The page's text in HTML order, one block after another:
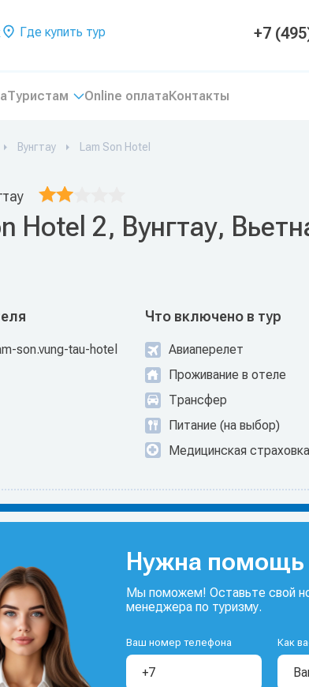
Где купить тур +7
Туристам Online оплатаКонтакты
Вунгтау Lam Son Hotel
Hotel 2, Вунгтау,
son.vung-tau-hotel
Что включено в тур
Авиаперелет
Проживание в отеле
Трансфер
Питание (на выбор)
Медицинская
Нужна помощь
Мы поможем! Оставьте свой
менеджера по туризму.
Ваш номер телефона Как